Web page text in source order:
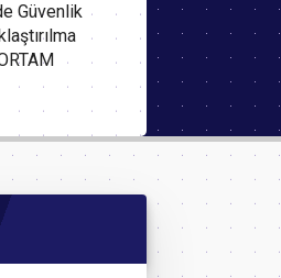
Güvenlik